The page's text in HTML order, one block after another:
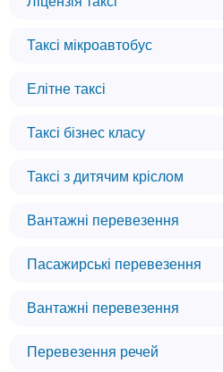
Таксі мікроавтобус
Елітне таксі
Таксі бізнес класу
Таксі з дитячим кріслом
Вантажні перевезення
Пасажирські перевезення
Вантажні перевезення
Перевезення речей